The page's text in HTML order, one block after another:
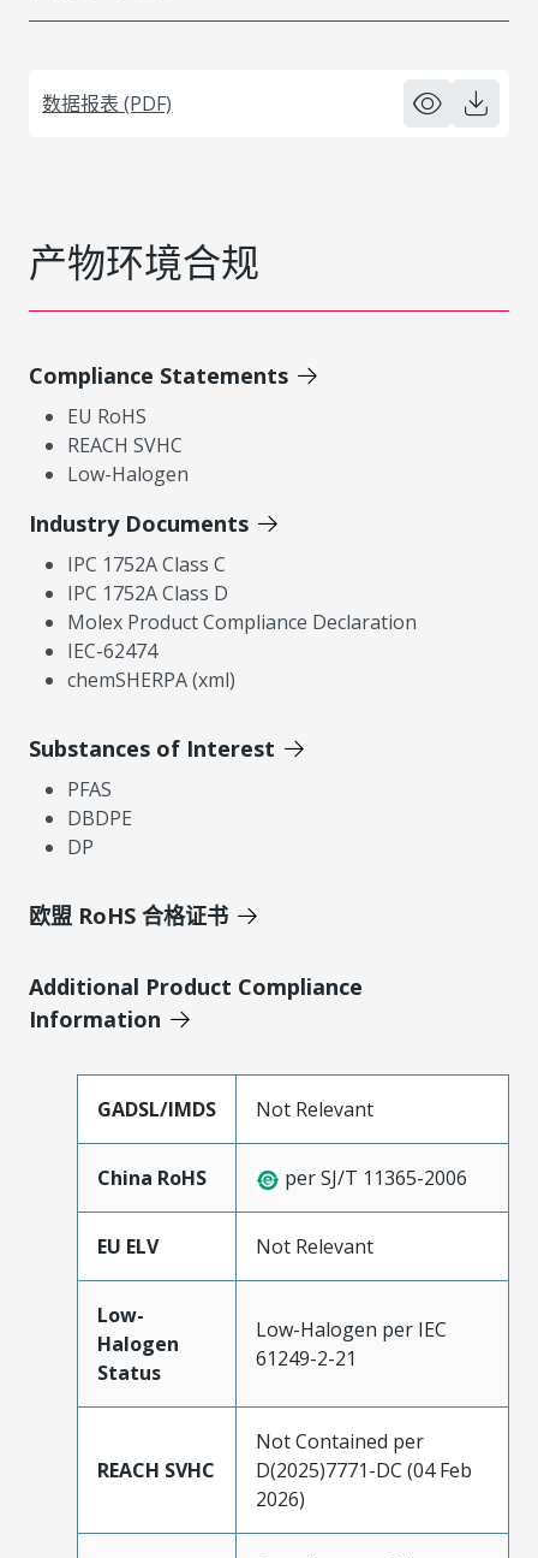
数据报表 (PDF)
产物环境合规
Compliance Statements
EU RoHS
REACH SVHC
Low-Halogen
Industry Documents
IPC 1752A Class C
IPC 1752A Class D
Molex Product Compliance Declaration
IEC-62474
chemSHERPA (xml)
Substances of Interest
PFAS
DBDPE
DP
欧盟 RoHS 合格证书
Additional Product Compliance
Information
GADSL/IMDS Not Relevant
China RoHS per SJ/T 11365-2006
EU ELV Not Relevant
Low-
Halogen
Status
Low-Halogen per IEC
61249-2-21
REACH SVHC
Not Contained per
D(2025)7771-DC (04 Feb
2026)